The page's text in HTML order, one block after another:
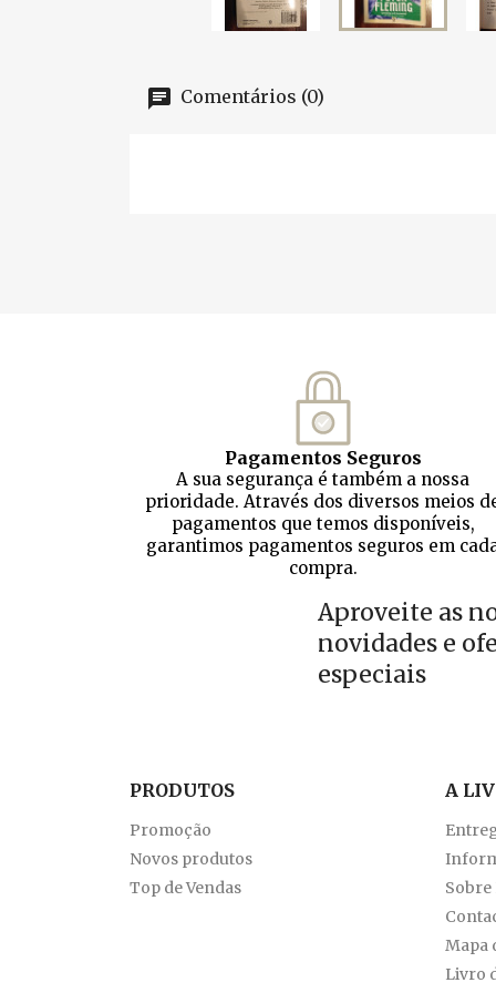
Comentários (0)
Pagamentos Seguros
A sua segurança é também a nossa
prioridade. Através dos diversos meios
pagamentos que temos disponíveis,
garantimos pagamentos seguros em
compra.
Aproveite as
novidades e
especiais
PRODUTOS
Promoção
Novos produtos
Top de Vendas
A
Sobre
Mapa
Livro